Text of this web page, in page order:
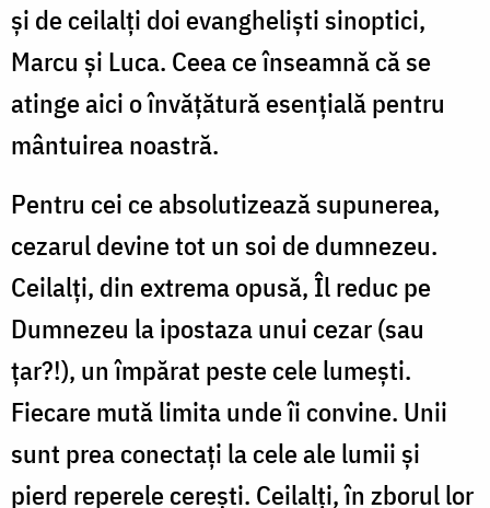
și de ceilalți doi evangheliști sinoptici,
Marcu și Luca. Ceea ce înseamnă că se
atinge aici o învățătură esențială pentru
mântuirea noastră.
Pentru cei ce absolutizează supunerea,
cezarul devine tot un soi de dumnezeu.
Ceilalți, din extrema opusă, Îl reduc pe
Dumnezeu la ipostaza unui cezar (sau
țar?!), un împărat peste cele lumești.
Fiecare mută limita unde îi convine. Unii
sunt prea conectați la cele ale lumii și
pierd reperele cerești. Ceilalți, în zborul lor